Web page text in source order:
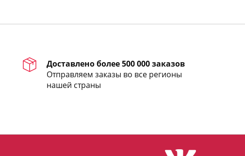
Доставлено более 500 000 заказов
Отправляем заказы во все регионы
нашей страны